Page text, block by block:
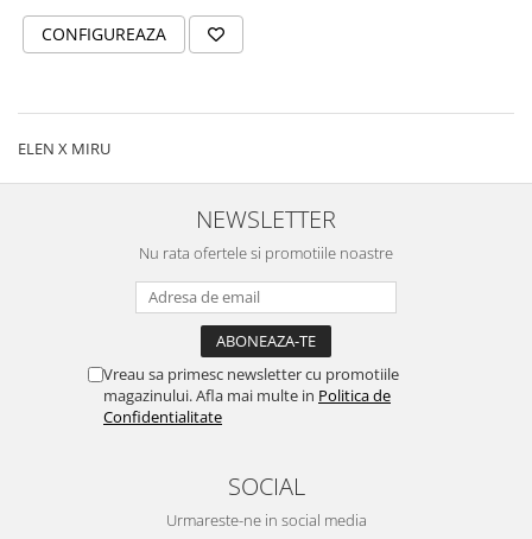
CONFIGUREAZA
ELEN X MIRU
NEWSLETTER
Nu rata ofertele si promotiile noastre
Vreau sa primesc newsletter cu promotiile
magazinului. Afla mai multe in Politica de
Confidentialitate
SOCIAL
Urmareste-ne in social media